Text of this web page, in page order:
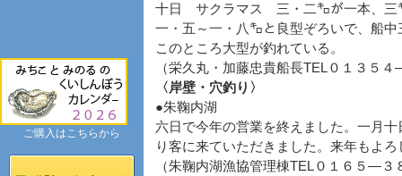
十日 サクラマス 三・二㌔が一本、三
一・五～一・八㌔と良型ぞろいで、船
このところ大型が釣れている。
（栄久丸・加藤忠貴船長TEL０１３５
〈岸壁・穴釣り〉
●朱鞠内湖
六日で今年の営業を終えました。一月
り客に来ていただきました。来年もよ
（朱鞠内湖漁協管理棟TEL０１６５―
ご購入はこちらから